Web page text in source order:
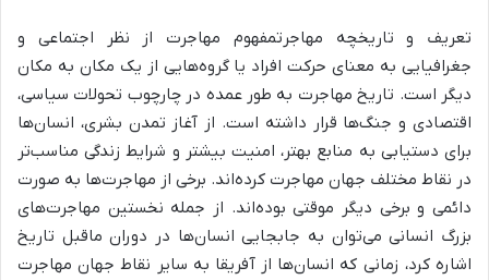
تعریف و تاریخچه مهاجرتمفهوم مهاجرت از نظر اجتماعی و
جغرافیایی به معنای حرکت افراد یا گروه‌هایی از یک مکان به مکان
دیگر است. تاریخ مهاجرت به طور عمده در چارچوب تحولات سیاسی،
اقتصادی و جنگ‌ها قرار داشته است. از آغاز تمدن بشری، انسان‌ها
برای دستیابی به منابع بهتر، امنیت بیشتر و شرایط زندگی مناسب‌تر
در نقاط مختلف جهان مهاجرت کرده‌اند. برخی از مهاجرت‌ها به صورت
دائمی و برخی دیگر موقتی بوده‌اند. از جمله نخستین مهاجرت‌های
بزرگ انسانی می‌توان به جابجایی انسان‌ها در دوران ماقبل تاریخ
اشاره کرد، زمانی که انسان‌ها از آفریقا به سایر نقاط جهان مهاجرت